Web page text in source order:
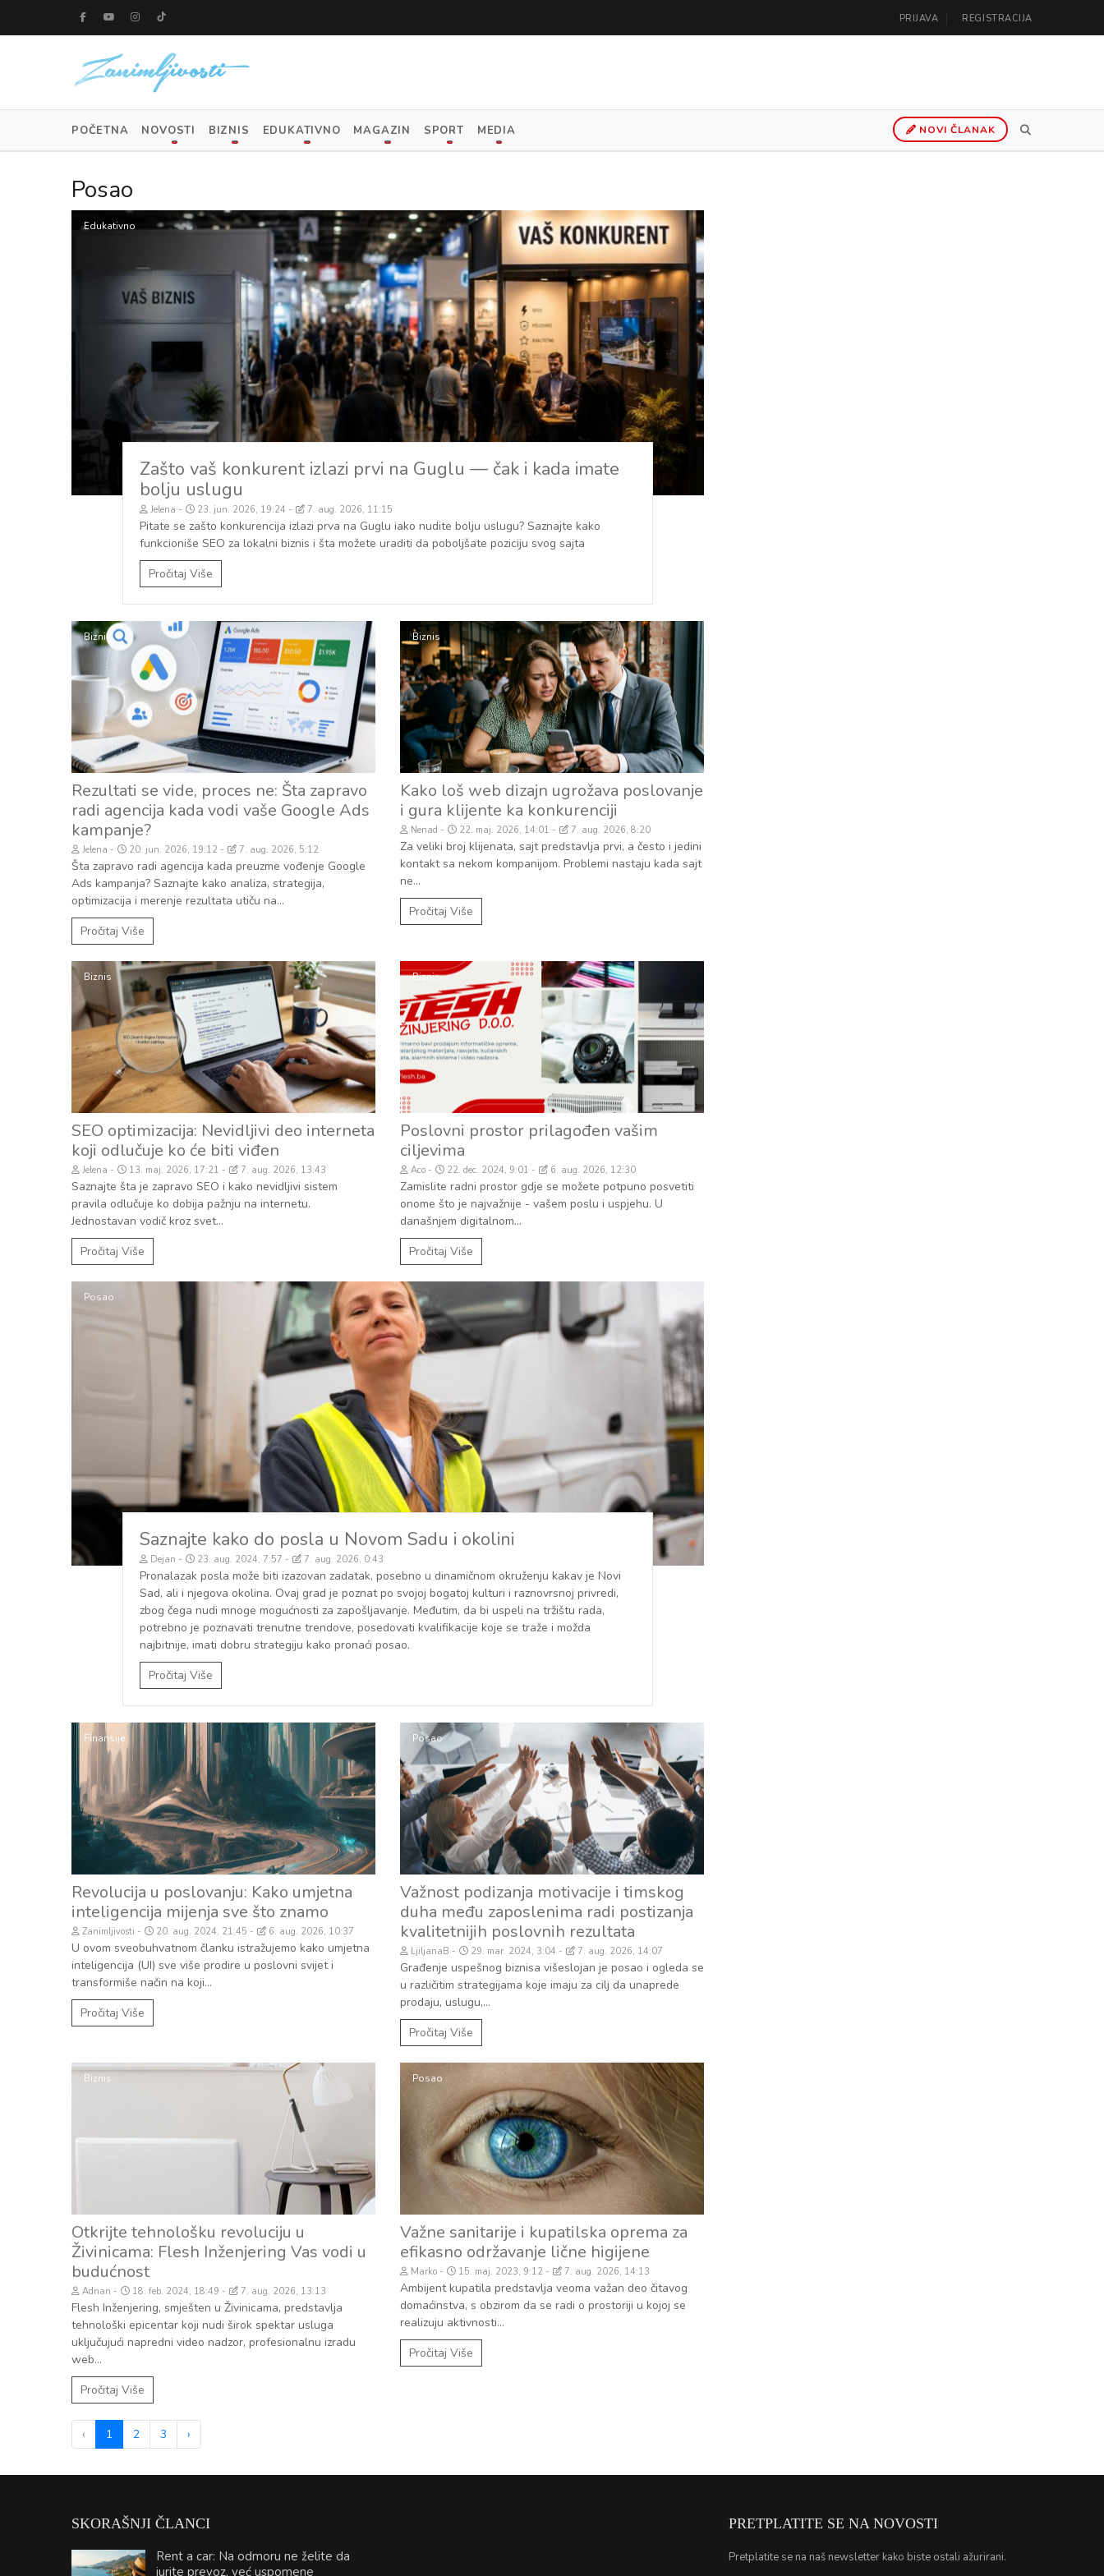
PRIJAVA REGISTRACIJA
POČETNA NOVOSTI BIZNIS EDUKATIVNO MAGAZIN SPORT MEDIA NOVI ČLANAK
Posao
Edukativno
Zašto vaš konkurent izlazi prvi na Guglu — čak i kada imate
bolju uslugu
Jelena 23. jun. 2026, 19:24 7. aug. 2026, 11:15
Pitate se zašto konkurencija izlazi prva na Guglu iako nudite bolju uslugu? Saznajte kako
funkcioniše SEO za lokalni biznis i šta možete uraditi da poboljšate poziciju svog sajta
Pročitaj Više
Biznis
Rezultati se vide, proces ne: Šta zapravo
radi agencija kada vodi vaše Google Ads
kampanje?
Jelena 20. jun. 2026, 19:12 7. aug. 2026, 5:12
Šta zapravo radi agencija kada preuzme vođenje Google
Ads kampanja? Saznajte kako analiza, strategija,
optimizacija i merenje rezultata utiču na...
Pročitaj Više
Biznis
Kako loš web dizajn ugrožava poslovanje
i gura klijente ka konkurenciji
Nenad 22. maj. 2026, 14:01 7. aug. 2026, 8:20
Za veliki broj klijenata, sajt predstavlja prvi, a često i jedini
kontakt sa nekom kompanijom. Problemi nastaju kada sajt
ne...
Pročitaj Više
Biznis
SEO optimizacija: Nevidljivi deo interneta
koji odlučuje ko će biti viđen
Jelena 13. maj. 2026, 17:21 7. aug. 2026, 13:43
Saznajte šta je zapravo SEO i kako nevidljivi sistem
pravila odlučuje ko dobija pažnju na internetu.
Jednostavan vodič kroz svet...
Pročitaj Više
Biznis
Poslovni prostor prilagođen vašim
ciljevima
Aco 22. dec. 2024, 9:01 6. aug. 2026, 12:30
Zamislite radni prostor gdje se možete potpuno posvetiti
onome što je najvažnije - vašem poslu i uspjehu. U
današnjem digitalnom...
Pročitaj Više
Posao
Saznajte kako do posla u Novom Sadu i okolini
Dejan 23. aug. 2024, 7:57 7. aug. 2026, 0:43
Pronalazak posla može biti izazovan zadatak, posebno u dinamičnom okruženju kakav je Novi
Sad, ali i njegova okolina. Ovaj grad je poznat po svojoj bogatoj kulturi i raznovrsnoj privredi,
zbog čega nudi mnoge mogućnosti za zapošljavanje. Međutim, da bi uspeli na tržištu rada,
potrebno je poznavati trenutne trendove, posedovati kvalifikacije koje se traže i možda
najbitnije, imati dobru strategiju kako pronaći posao.
Pročitaj Više
Finansije
Revolucija u poslovanju: Kako umjetna
inteligencija mijenja sve što znamo
Zanimljivosti 20. aug. 2024, 21:45 6. aug. 2026, 10:37
U ovom sveobuhvatnom članku istražujemo kako umjetna
inteligencija (UI) sve više prodire u poslovni svijet i
transformiše način na koji...
Pročitaj Više
Posao
Važnost podizanja motivacije i timskog
duha među zaposlenima radi postizanja
kvalitetnijih poslovnih rezultata
LjiljanaB 29. mar. 2024, 3:04 7. aug. 2026, 14:07
Građenje uspešnog biznisa višeslojan je posao i ogleda se
u različitim strategijama koje imaju za cilj da unaprede
prodaju, uslugu,...
Pročitaj Više
Biznis
Otkrijte tehnološku revoluciju u
Živinicama: Flesh Inženjering Vas vodi u
budućnost
Adnan 18. feb. 2024, 18:49 7. aug. 2026, 13:13
Flesh Inženjering, smješten u Živinicama, predstavlja
tehnološki epicentar koji nudi širok spektar usluga
uključujući napredni video nadzor, profesionalnu izradu
web...
Pročitaj Više
Posao
Važne sanitarije i kupatilska oprema za
efikasno održavanje lične higijene
Marko 15. maj. 2023, 9:12 7. aug. 2026, 14:13
Ambijent kupatila predstavlja veoma važan deo čitavog
domaćinstva, s obzirom da se radi o prostoriji u kojoj se
realizuju aktivnosti...
Pročitaj Više
‹ 1 2 3 ›
SKORAŠNJI ČLANCI
Rent a car: Na odmoru ne želite da
jurite prevoz, već uspomene
PRETPLATITE SE NA NOVOSTI
Pretplatite se na naš newsletter kako biste ostali ažurirani.